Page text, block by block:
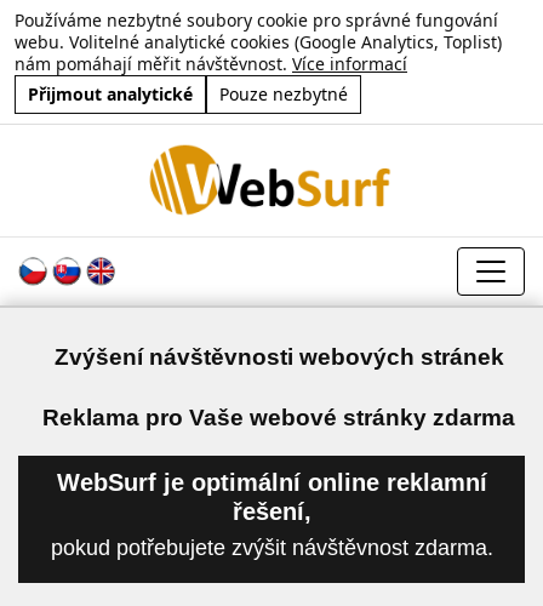
Používáme nezbytné soubory cookie pro správné fungování
webu. Volitelné analytické cookies (Google Analytics, Toplist)
nám pomáhají měřit návštěvnost. Více informací
Přijmout analytické
Pouze nezbytné
Zvýšení návštěvnosti webových stránek
Reklama pro Vaše webové stránky zdarma
WebSurf je optimální online reklamní
řešení,
pokud potřebujete zvýšit návštěvnost zdarma.